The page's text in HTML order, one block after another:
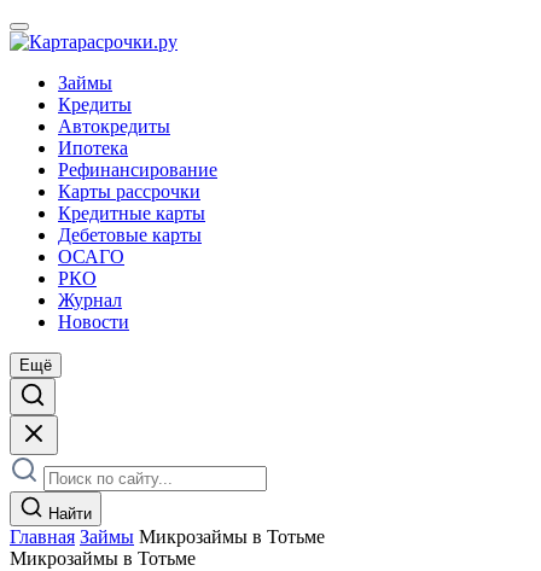
Займы
Кредиты
Автокредиты
Ипотека
Рефинансирование
Карты рассрочки
Кредитные карты
Дебетовые карты
ОСАГО
РКО
Журнал
Новости
Ещё
Найти
Главная Займы Микрозаймы в Тотьме
Микрозаймы в Тотьме